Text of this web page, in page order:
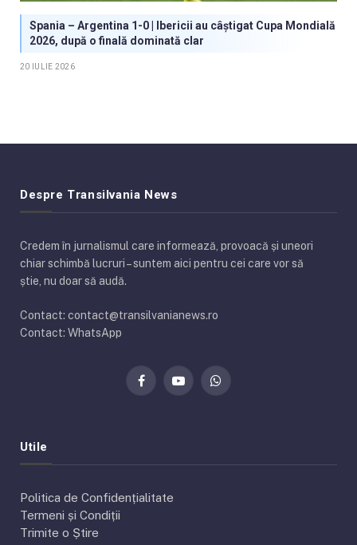
Spania – Argentina 1-0 | Ibericii au câștigat Cupa Mondială
2026, după o finală dominată clar
20 IULIE 2026
Despre Transilvania News
Credem în jurnalismul care informează, provoacă și uneori
chiar schimbă lucruri – suntem aici pentru cei care vor să
știe, nu doar să audă.
Contact: contact@transilvanianews.ro
Contact: WhatsApp
FacebookYouTubeWhatsApp
Utile
Politica de Confidențialitate
Termeni și Condiții
Trimite o Știre